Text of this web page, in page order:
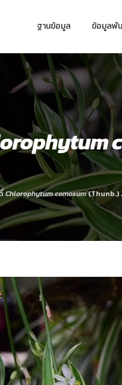
ฐานข้อมูล ข้อมูลพั
Chlorophytum comosum(Thunb.)